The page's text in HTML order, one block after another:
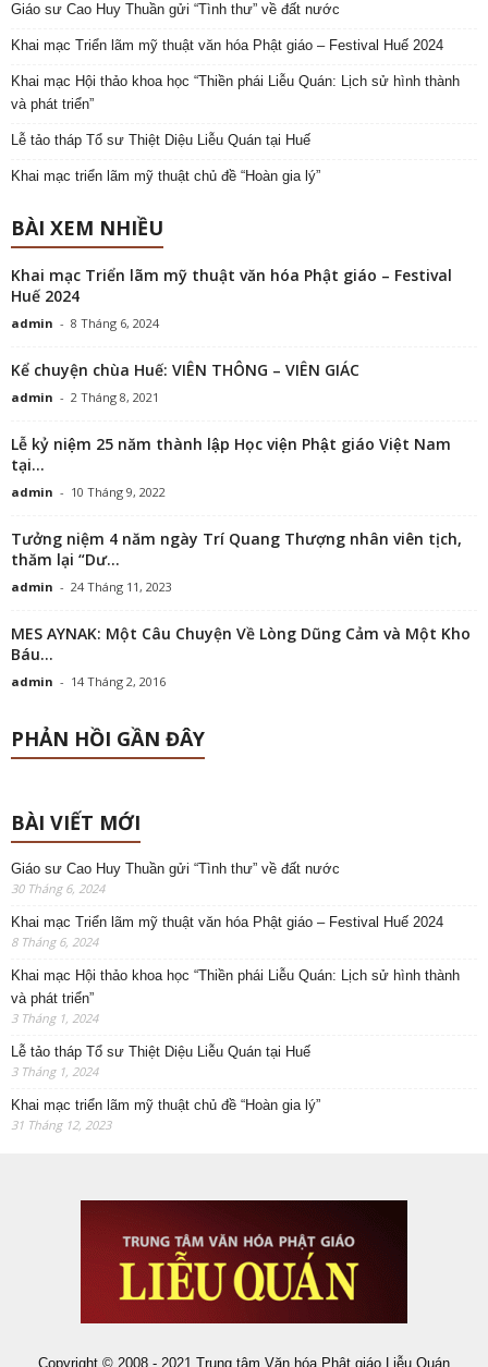
Giáo sư Cao Huy Thuần gửi “Tình thư” về đất nước
Khai mạc Triển lãm mỹ thuật văn hóa Phật giáo – Festival Huế 2024
Khai mạc Hội thảo khoa học “Thiền phái Liễu Quán: Lịch sử hình thành
và phát triển”
Lễ tảo tháp Tổ sư Thiệt Diệu Liễu Quán tại Huế
Khai mạc triển lãm mỹ thuật chủ đề “Hoàn gia lý”
BÀI XEM NHIỀU
Khai mạc Triển lãm mỹ thuật văn hóa Phật giáo – Festival
Huế 2024
admin - 8 Tháng 6, 2024
Kể chuyện chùa Huế: VIÊN THÔNG – VIÊN GIÁC
admin - 2 Tháng 8, 2021
Lễ kỷ niệm 25 năm thành lập Học viện Phật giáo Việt Nam
tại...
admin - 10 Tháng 9, 2022
Tưởng niệm 4 năm ngày Trí Quang Thượng nhân viên tịch,
thăm lại “Dư...
admin - 24 Tháng 11, 2023
MES AYNAK: Một Câu Chuyện Về Lòng Dũng Cảm và Một Kho
Báu...
admin - 14 Tháng 2, 2016
PHẢN HỒI GẦN ĐÂY
BÀI VIẾT MỚI
Giáo sư Cao Huy Thuần gửi “Tình thư” về đất nước
30 Tháng 6, 2024
Khai mạc Triển lãm mỹ thuật văn hóa Phật giáo – Festival Huế 2024
8 Tháng 6, 2024
Khai mạc Hội thảo khoa học “Thiền phái Liễu Quán: Lịch sử hình thành
và phát triển”
3 Tháng 1, 2024
Lễ tảo tháp Tổ sư Thiệt Diệu Liễu Quán tại Huế
3 Tháng 1, 2024
Khai mạc triển lãm mỹ thuật chủ đề “Hoàn gia lý”
31 Tháng 12, 2023
Copyright © 2008 - 2021 Trung tâm Văn hóa Phật giáo Liễu Quán